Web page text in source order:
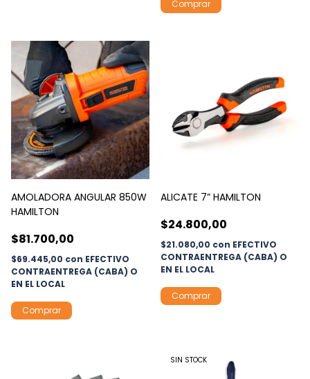
AMOLADORA ANGULAR 850W
HAMILTON
$81.700,00
$69.445,00 con EFECTIVO
CONTRAENTREGA (CABA) O
EN EL LOCAL
ALICATE 7” HAMILTON
$24.800,00
$21.080,00 con EFECTIVO
CONTRAENTREGA (CABA) O
EN EL LOCAL
SIN STOCK